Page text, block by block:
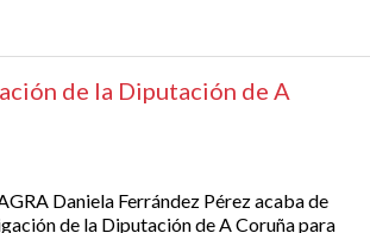
de la Diputación de A
Daniela Ferrández Pérez acaba de
de la Diputación de A Coruña para